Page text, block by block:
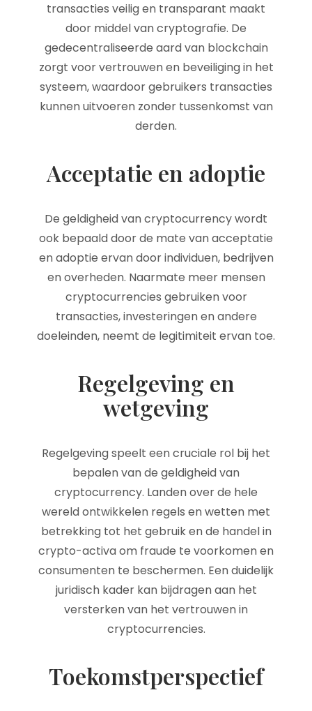
transacties veilig en transparant maakt
door middel van cryptografie. De
gedecentraliseerde aard van blockchain
zorgt voor vertrouwen en beveiliging in het
systeem, waardoor gebruikers transacties
kunnen uitvoeren zonder tussenkomst van
derden.
Acceptatie en adoptie
De geldigheid van cryptocurrency wordt
ook bepaald door de mate van acceptatie
en adoptie ervan door individuen, bedrijven
en overheden. Naarmate meer mensen
cryptocurrencies gebruiken voor
transacties, investeringen en andere
doeleinden, neemt de legitimiteit ervan toe.
Regelgeving en
wetgeving
Regelgeving speelt een cruciale rol bij het
bepalen van de geldigheid van
cryptocurrency. Landen over de hele
wereld ontwikkelen regels en wetten met
betrekking tot het gebruik en de handel in
crypto-activa om fraude te voorkomen en
consumenten te beschermen. Een duidelijk
juridisch kader kan bijdragen aan het
versterken van het vertrouwen in
cryptocurrencies.
Toekomstperspectief